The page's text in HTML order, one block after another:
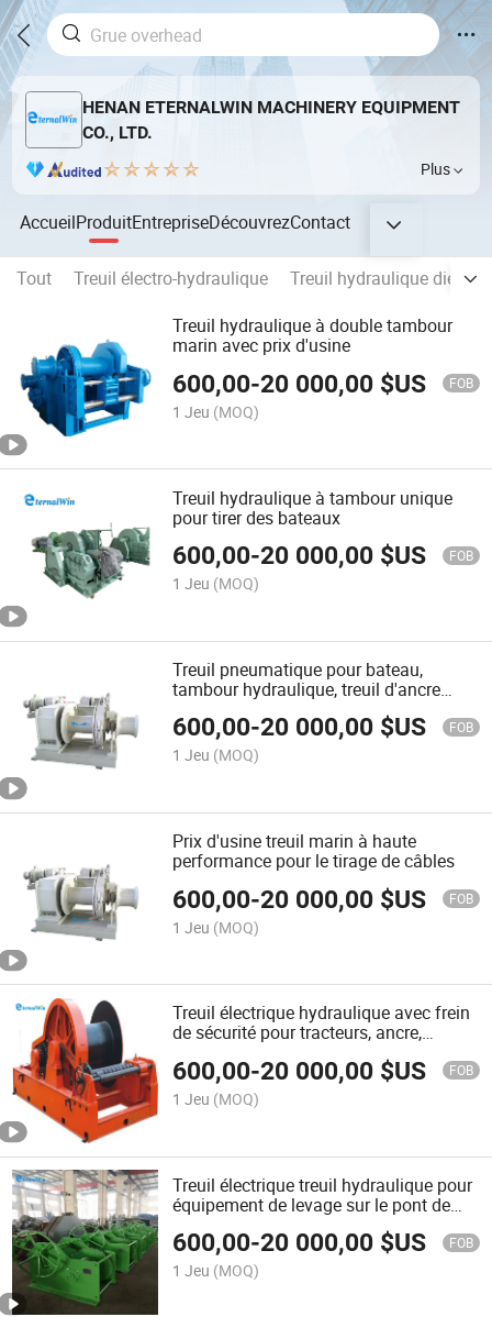
HENAN ETERNALWIN MACHINERY EQUIPMENT
CO., LTD.
Plus
AccueilProduitEntrepriseDécouvrezContact
Tout Treuil électro-hydraulique
Treuil hydraulique diesel
Treuil hydraulique à double tambour
marin avec prix d'usine
600,00-20 000,00 $US FOB
1 Jeu (MOQ)
Treuil hydraulique à tambour unique
pour tirer des bateaux
600,00-20 000,00 $US FOB
1 Jeu (MOQ)
Treuil pneumatique pour bateau,
tambour hydraulique, treuil d'ancre
600,00-20 000,00 $US FOB
1 Jeu (MOQ)
Prix d'usine treuil marin à haute
performance pour le tirage de câbles
600,00-20 000,00 $US FOB
1 Jeu (MOQ)
Treuil électrique hydraulique avec frein
de sécurité pour tracteurs, ancre,
excavateur, bateau de crevettes, bateau
de pêche
600,00-20 000,00 $US FOB
1 Jeu (MOQ)
Treuil électrique treuil hydraulique pour
équipement de levage sur le pont de
600,00-20 000,00 $US FOB
1 Jeu (MOQ)